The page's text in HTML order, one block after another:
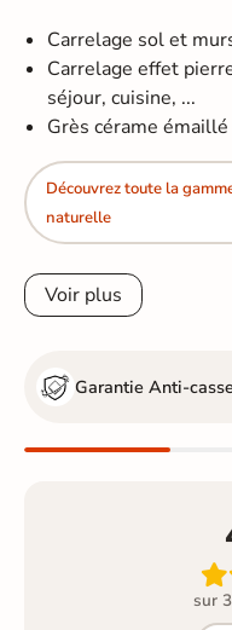
Carrelage sol et
Carrelage effet
séjour, cuisine, ...
Grès cérame
Découvrez toute la
naturelle
Voir plus
Garantie Anti-
sur